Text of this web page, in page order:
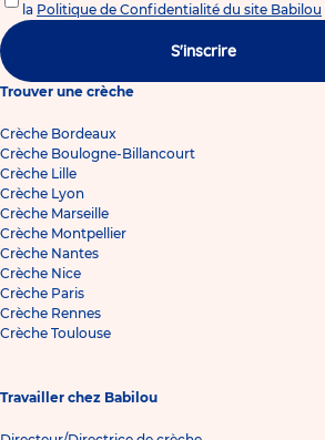
la Politique de Confidentialité du site Babilou
S'inscrire
Trouver une crèche
Crèche Bordeaux
Crèche Boulogne-Billancourt
Crèche Lille
Crèche Lyon
Crèche Marseille
Crèche Montpellier
Crèche Nantes
Crèche Nice
Crèche Paris
Crèche Rennes
Crèche Toulouse
Travailler chez Babilou